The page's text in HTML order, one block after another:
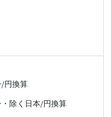
/円換算
・除く日本/円換算